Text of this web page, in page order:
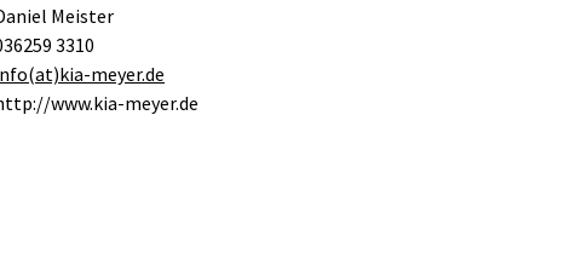
Meister
3310
meyer.de
www.kia-meyer.de